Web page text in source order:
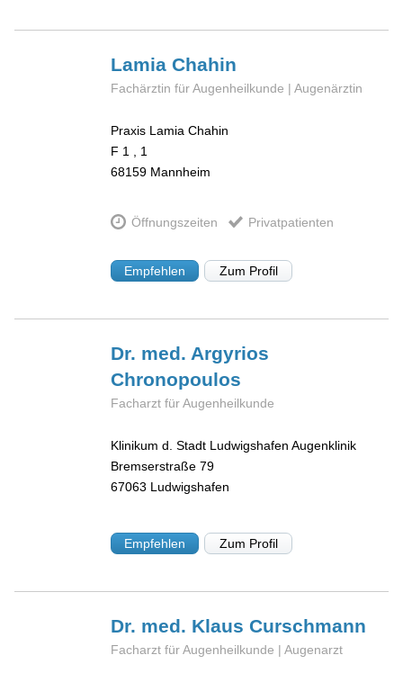
LamiaChahin
Fachärztin für Augenheilkunde | Augenärztin
Praxis Lamia Chahin
F 1 , 1
68159 Mannheim
Öffnungszeiten Privatpatienten
Empfehlen Zum Profil
Dr. med. Argyrios
Chronopoulos
Facharzt für Augenheilkunde
Klinikum d. Stadt Ludwigshafen Augenklinik
Bremserstraße 79
67063 Ludwigshafen
Empfehlen Zum Profil
Dr. med. KlausCurschmann
Facharzt für Augenheilkunde | Augenarzt